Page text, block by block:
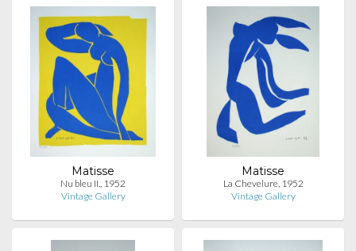
Matisse
Nu bleu II., 1952
Vintage Gallery
Matisse
La Chevelure, 1952
Vintage Gallery